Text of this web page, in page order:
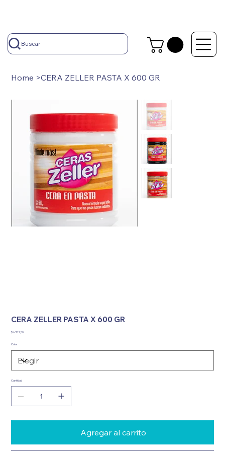
Buscar
Home >CERA ZELLER PASTA X 600 GR
CERA ZELLER PASTA X 600 GR
Precio
$ 6.352,50
Color
Cantidad
Agregar al carrito